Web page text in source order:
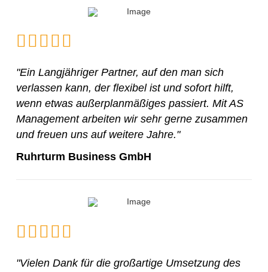
"Ein Langjähriger Partner, auf den man sich
verlassen kann, der flexibel ist und sofort hilft,
wenn etwas außerplanmäßiges passiert. Mit AS
Management arbeiten wir sehr gerne zusammen
und freuen uns auf weitere Jahre."
Ruhrturm Business GmbH
"Vielen Dank für die großartige Umsetzung des